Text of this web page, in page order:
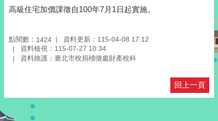
高級住宅加價課徵自100年7月1日起實施。
點閱數： 1424
資料更新：115-04-08 17:12
資料檢視：115-07-27 10:34
資料維護：臺北市稅捐稽徵處財產稅科
回上一頁